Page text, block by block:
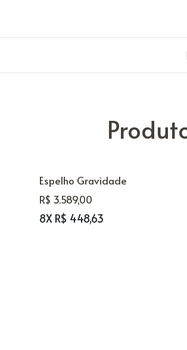
Espelho Gravidade
R$ 3.589,00
8X R$ 448,63